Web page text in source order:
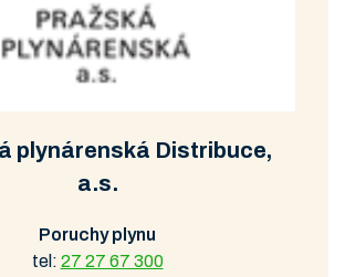
plynárenská Distribuce,
a.s.
Poruchy plynu
tel: 27 27 67 300